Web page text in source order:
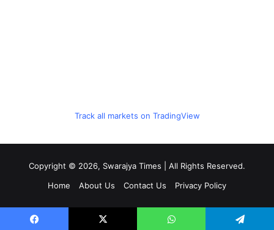
Track all markets on TradingView
Copyright © 2026, Swarajya Times | All Rights Reserved.
Home
About Us Contact Us Privacy Policy